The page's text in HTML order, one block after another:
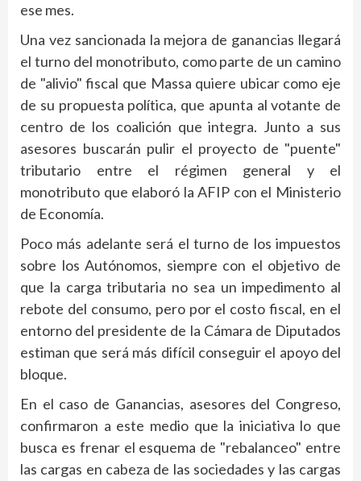
ese mes.
Una vez sancionada la mejora de ganancias llegará
el turno del monotributo, como parte de un camino
de "alivio" fiscal que Massa quiere ubicar como eje
de su propuesta política, que apunta al votante de
centro de los coalición que integra. Junto a sus
asesores buscarán pulir el proyecto de "puente"
tributario entre el régimen general y el
monotributo que elaboró la AFIP con el Ministerio
de Economía.
Poco más adelante será el turno de los impuestos
sobre los Autónomos, siempre con el objetivo de
que la carga tributaria no sea un impedimento al
rebote del consumo, pero por el costo fiscal, en el
entorno del presidente de la Cámara de Diputados
estiman que será más difícil conseguir el apoyo del
bloque.
En el caso de Ganancias, asesores del Congreso,
confirmaron a este medio que la iniciativa lo que
busca es frenar el esquema de "rebalanceo" entre
las cargas en cabeza de las sociedades y las cargas